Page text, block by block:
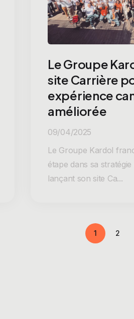
Le Groupe
site Carrière
expérience
améliorée
09/04/2025
Le Groupe Kardol
étape dans sa
lançant son site Ca...
1 2